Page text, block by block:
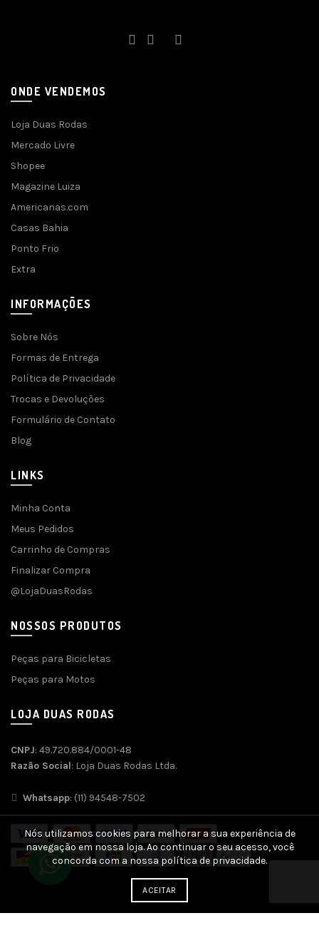
ONDE VENDEMOS
Loja Duas Rodas
Mercado Livre
Shopee
Magazine Luiza
Americanas.com
Casas Bahia
Ponto Frio
Extra
INFORMAÇÕES
Sobre Nós
Formas de Entrega
Política de Privacidade
Trocas e Devoluções
Formulário de Contato
Blog
LINKS
Minha Conta
Meus Pedidos
Carrinho de Compras
Finalizar Compra
@LojaDuasRodas
NOSSOS PRODUTOS
Peças para Bicicletas
Peças para Motos
LOJA DUAS RODAS
CNPJ: 49.720.884/0001-48
Razão Social: Loja Duas Rodas Ltda.
Whatsapp: (11) 94548-7502
Nós utilizamos cookies para melhorar a sua experiência de
navegação em nossa loja. Ao continuar o seu acesso, você
concorda com a nossa política de privacidade.
ACEITAR